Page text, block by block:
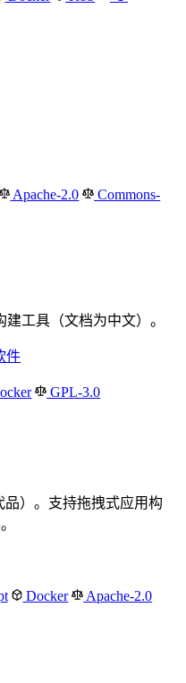
Apache-2.0
Commons-
工具（文档为中文）。
件
GPL-3.0
品）。支持拖拽式应用构
Docker Apache-2.0